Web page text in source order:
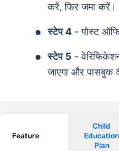
करें, फिर जमा करें।
स्टेप 4 - पोस्ट
स्टेप 5 -
जाएगा और पासबुक
Feature
Child
Education
Plan